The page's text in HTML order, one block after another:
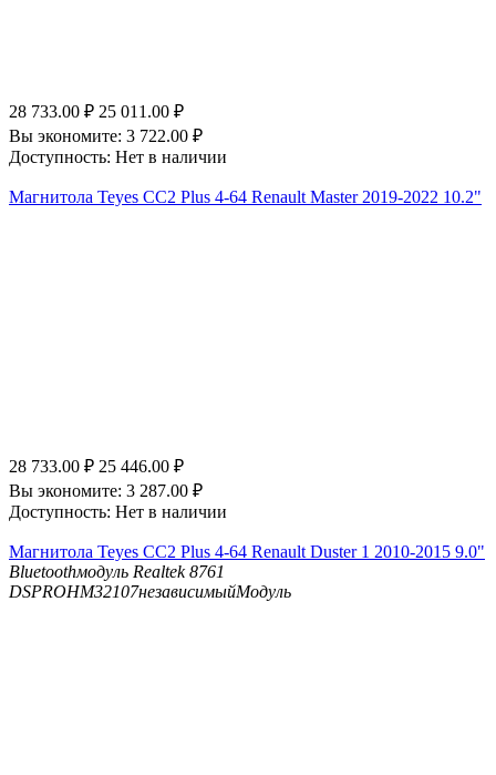
28 733.00 ₽ 25 011.00 ₽
Вы экономите: 3 722.00 ₽
Доступность: Нет в наличии
Магнитола Teyes CC2 Plus 4-64 Renault Master 2019-2022 10.2"
28 733.00 ₽ 25 446.00 ₽
Вы экономите: 3 287.00 ₽
Доступность: Нет в наличии
Магнитола Teyes CC2 Plus 4-64 Renault Duster 1 2010-2015 9.0"
Bluetoothмодуль Realtek 8761
DSPROHM32107независимыйМодуль